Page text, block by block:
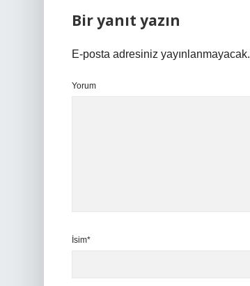
Bir yanıt yazın
E-posta adresiniz yayınlanmayacak.
Yorum
İsim*